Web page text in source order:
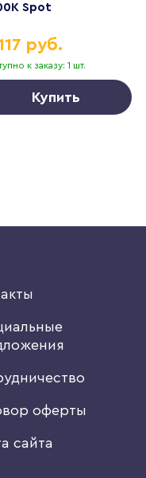
Spot
к заказу: 1 шт.
руб.
Купить
оферты
сайта